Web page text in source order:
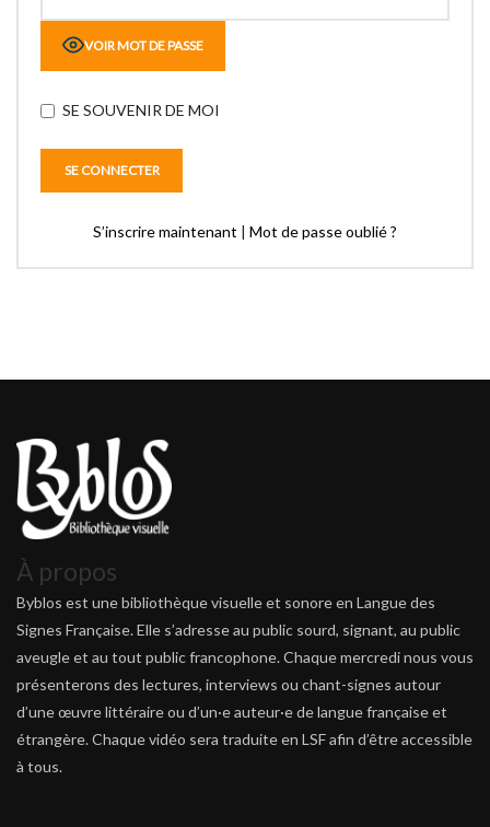
VOIR MOT DE PASSE
SE SOUVENIR DE MOI
S’inscrire maintenant | Mot de passe oublié ?
À propos
Byblos est une bibliothèque visuelle et sonore en Langue des
Signes Française. Elle s’adresse au public sourd, signant, au public
aveugle et au tout public francophone. Chaque mercredi nous vous
présenterons des lectures, interviews ou chant-signes autour
d’une œuvre littéraire ou d’un·e auteur·e de langue française et
étrangère. Chaque vidéo sera traduite en LSF afin d’être accessible
à tous.